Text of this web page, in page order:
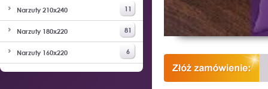
Narzuty 210x240 11
Narzuty 180x220 81
Narzuty 160x220 6